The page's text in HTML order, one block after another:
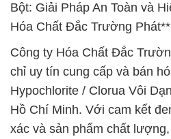
Bột: Giải Pháp An Toàn và
Hóa Chất Đắc Trường Phát**
Công ty Hóa Chất Đắc
chỉ uy tín cung cấp và bán
Hypochlorite / Clorua Vôi
Hồ Chí Minh. Với cam kết
xác và sản phẩm chất